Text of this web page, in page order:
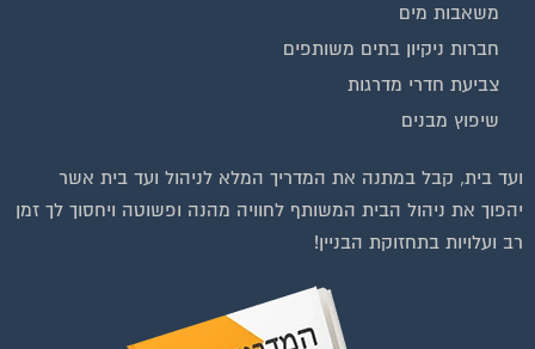
משאבות מים
חברות ניקיון בתים משותפים
צביעת חדרי מדרגות
שיפוץ מבנים
ועד בית, קבל במתנה את המדריך המלא לניהול ועד בית אשר
יהפוך את ניהול הבית המשותף לחוויה מהנה ופשוטה ויחסוך לך זמן
רב ועלויות בתחזוקת הבניין!
להצטרפות לחצו על התמונה או על הכפתור ושלחו בקשת הצטרפות בדף